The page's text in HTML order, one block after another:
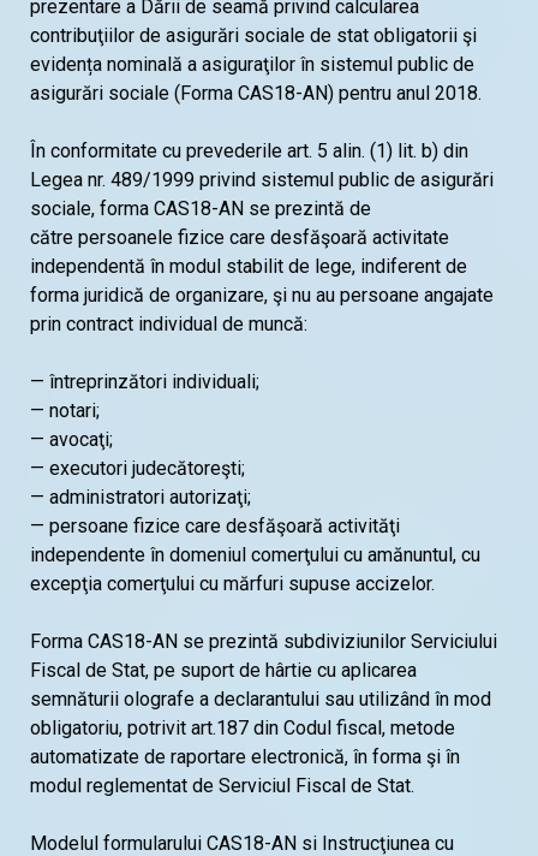
prezentare a Dării de seamă privind calcularea
contribuţiilor de asigurări sociale de stat obligatorii şi
evidența nominală a asiguraţilor în sistemul public de
asigurări sociale (Forma CAS18-AN) pentru anul 2018.
În conformitate cu prevederile art. 5 alin. (1) lit. b) din
Legea nr. 489/1999 privind sistemul public de asigurări
sociale, forma CAS18-AN se prezintă de
către persoanele fizice care desfăşoară activitate
independentă în modul stabilit de lege, indiferent de
forma juridică de organizare, şi nu au persoane angajate
prin contract individual de muncă:
— întreprinzători individuali;
— notari;
— avocaţi;
— executori judecătoreşti;
— administratori autorizaţi;
— persoane fizice care desfăşoară activităţi
independente în domeniul comerţului cu amănuntul, cu
excepţia comerţului cu mărfuri supuse accizelor.
Forma CAS18-AN se prezintă subdiviziunilor Serviciului
Fiscal de Stat, pe suport de hârtie cu aplicarea
semnăturii olografe a declarantului sau utilizând în mod
obligatoriu, potrivit art.187 din Codul fiscal, metode
automatizate de raportare electronică, în forma şi în
modul reglementat de Serviciul Fiscal de Stat.
Modelul formularului CAS18-AN si Instrucţiunea cu